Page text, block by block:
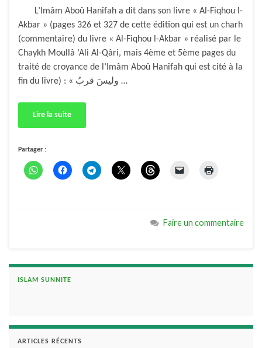
L’Imâm Aboû Hanîfah a dit dans son livre « Al-Fiqhou l-
Akbar » (pages 326 et 327 de cette édition qui est un charh
(commentaire) du livre « Al-Fiqhou l-Akbar » réalisé par le
Chaykh Moullâ ‘Ali Al-Qâri, mais 4ème et 5ème pages du
traité de croyance de l’Imâm Aboû Hanîfah qui est cité à la
fin du livre) : « وليسَ قربُ …
Lire la suite
Partager :
Faire un commentaire
ISLAM SUNNITE
ARTICLES RÉCENTS